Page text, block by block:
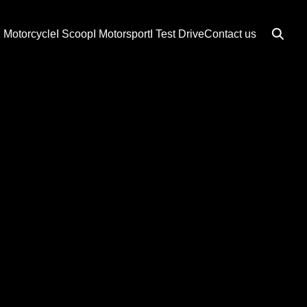
I Motorcycle I Scoop I MotorsportI Test DriveContact us